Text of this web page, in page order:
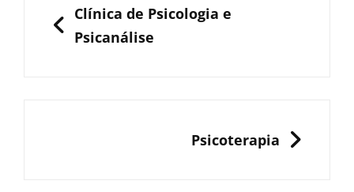
Post
PREVIOUS
Clínica de Psicologia e
Psicanálise
Psicoterapia